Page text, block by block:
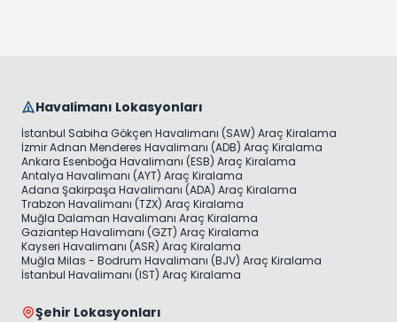
Havalimanı Lokasyonları
İstanbul Sabiha Gökçen Havalimanı (SAW) Araç Kiralama
İzmir Adnan Menderes Havalimanı (ADB) Araç Kiralama
Ankara Esenboğa Havalimanı (ESB) Araç Kiralama
Antalya Havalimanı (AYT) Araç Kiralama
Adana Şakirpaşa Havalimanı (ADA) Araç Kiralama
Trabzon Havalimanı (TZX) Araç Kiralama
Muğla Dalaman Havalimanı Araç Kiralama
Gaziantep Havalimanı (GZT) Araç Kiralama
Kayseri Havalimanı (ASR) Araç Kiralama
Muğla Milas - Bodrum Havalimanı (BJV) Araç Kiralama
İstanbul Havalimanı (IST) Araç Kiralama
Şehir Lokasyonları